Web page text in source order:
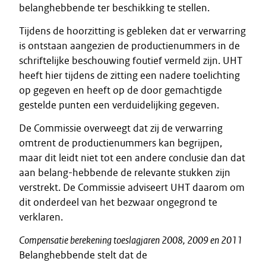
belanghebbende ter beschikking te stellen.
Tijdens de hoorzitting is gebleken dat er verwarring
is ontstaan aangezien de productienummers in de
schriftelijke beschouwing foutief vermeld zijn. UHT
heeft hier tijdens de zitting een nadere toelichting
op gegeven en heeft op de door gemachtigde
gestelde punten een verduidelijking gegeven.
De Commissie overweegt dat zij de verwarring
omtrent de productienummers kan begrijpen,
maar dit leidt niet tot een andere conclusie dan dat
aan belang-hebbende de relevante stukken zijn
verstrekt. De Commissie adviseert UHT daarom om
dit onderdeel van het bezwaar ongegrond te
verklaren.
Compensatie berekening toeslagjaren 2008, 2009 en 2011
Belanghebbende stelt dat de